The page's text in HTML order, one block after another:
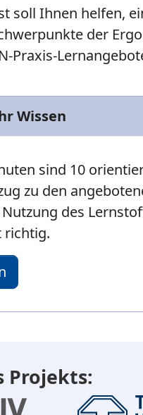
soll Ihnen helfen,
der
Praxis-
Wissen
sind 10
zu den
des
richtig.
Projekts: